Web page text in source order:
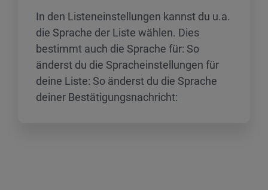
In den Listeneinstellungen kannst du u.a.
die Sprache der Liste wählen. Dies
bestimmt auch die Sprache für: So
änderst du die Spracheinstellungen für
deine Liste: So änderst du die Sprache
deiner Bestätigungsnachricht: